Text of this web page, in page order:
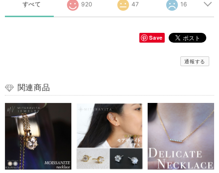
すべて 920 47 16
Save
通報する
関連商品